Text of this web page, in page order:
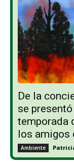
De la
se
temporada
los amigos
Ambiente